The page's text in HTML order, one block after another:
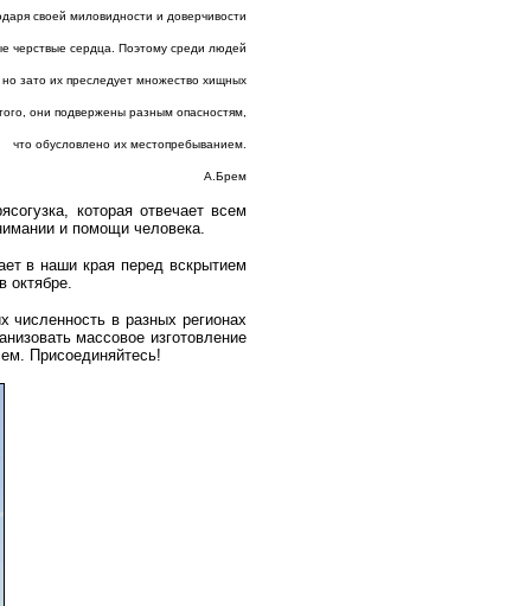
своей миловидности и доверчивости
черствые сердца. Поэтому среди людей
зато их преследует множество хищных
они подвержены разным опасностям,
что обусловлено их местопребыванием.
А.Брем
которая отвечает всем
и помощи человека.
в наши края перед вскрытием
октябре.
численность в разных регионах
массовое изготовление
Присоединяйтесь!